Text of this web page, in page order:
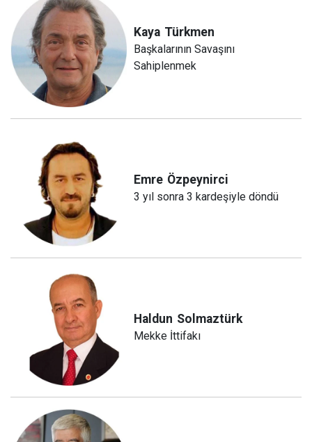
Kaya Türkmen
Başkalarının Savaşını
Sahiplenmek
Emre Özpeynirci
3 yıl sonra 3 kardeşiyle döndü
Haldun Solmaztürk
Mekke İttifakı